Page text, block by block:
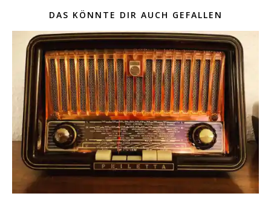
DAS KÖNNTE DIR AUCH GEFALLEN